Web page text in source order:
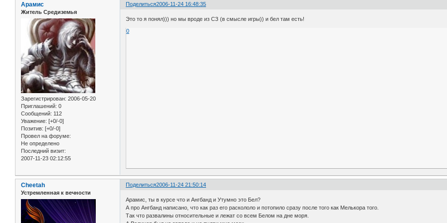
Поделиться2006-11-24 16:48:35
Арамис
Житель Средиземья
Зарегистрирован: 2006-05-20
Приглашений: 0
Сообщений: 112
Уважение: [+0/-0]
Позитив: [+0/-0]
Провел на форуме:
Не определено
Последний визит:
2007-11-23 02:12:55
Это то я понял))) но мы вроде из СЗ (в смысле игры)) и бел там есть!
0
Поделиться2006-11-24 21:50:14
Cheetah
Устремленная к вечности
Арамис, ты в курсе что и Ангбанд и Утумно это Бел?
А про Ангбанд написано, что как раз его раскололо и потопило сразу после того как Мелькора того.
Так что развалины относительные и лежат со всем Белом на дне моря.